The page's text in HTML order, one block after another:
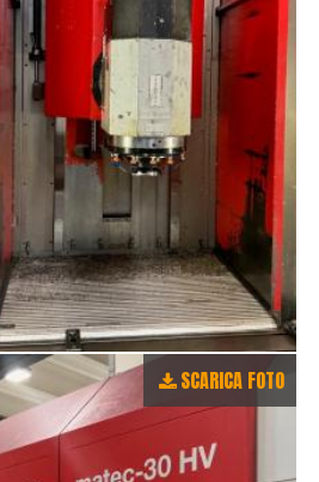
SCARICA FOTO